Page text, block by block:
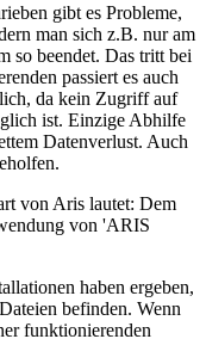
gibt es Probleme,
man sich z.B. nur am
so beendet. Das tritt bei
passiert es auch
da kein Zugriff auf
ist. Einzige Abhilfe
Datenverlust. Auch
von Aris lautet: Dem
von 'ARIS
haben ergeben,
befinden. Wenn
funktionierenden